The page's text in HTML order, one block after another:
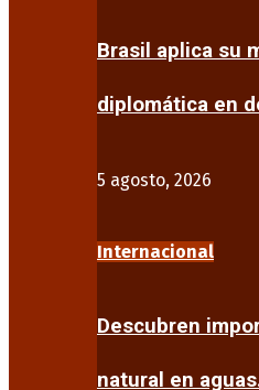
Brasil aplica su
diplomática en
5 agosto, 2026
Internacional
Descubren
natural en